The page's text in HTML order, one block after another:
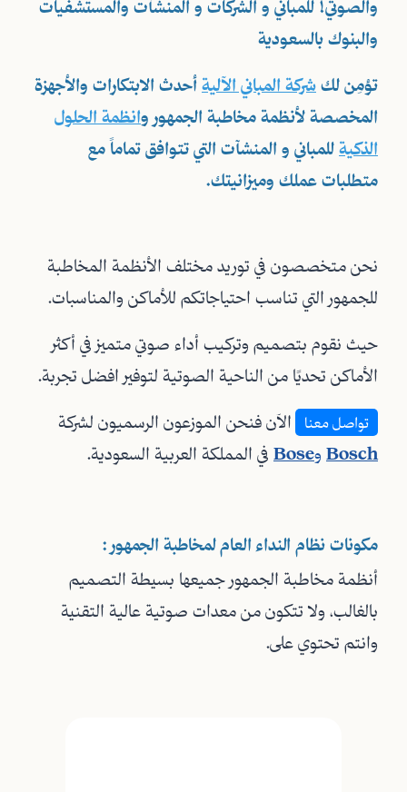
والصوتي! للمباني و الشركات و المنشآت والمستشفيات
والبنوك بالسعودية
تؤمِن لك شركة المباني الآلية أحدث الابتكارات والأجهزة
المخصصة لأنظمة مخاطبة الجمهور وانظمة الحلول
الذكية للمباني و المنشآت التي تتوافق تماماً مع
متطلبات عملك وميزانيتك.
نحن متخصصون في توريد مختلف الأنظمة المخاطبة
للجمهور التي تناسب احتياجاتكم للأماكن والمناسبات.
حيث نقوم بتصميم وتركيب أداء صوتي متميز في أكثر
الأماكن تحديًا من الناحية الصوتية لتوفير افضل تجربة.
تواصل معنا
الآن فنحن الموزعون الرسميون لشركة
Bosch وBose في المملكة العربية السعودية.
مكونات نظام النداء العام لمخاطبة الجمهور :
أنظمة مخاطبة الجمهور جميعها بسيطة التصميم
بالغالب، ولا تتكون من معدات صوتية عالية التقنية
وانتم تحتوي على.